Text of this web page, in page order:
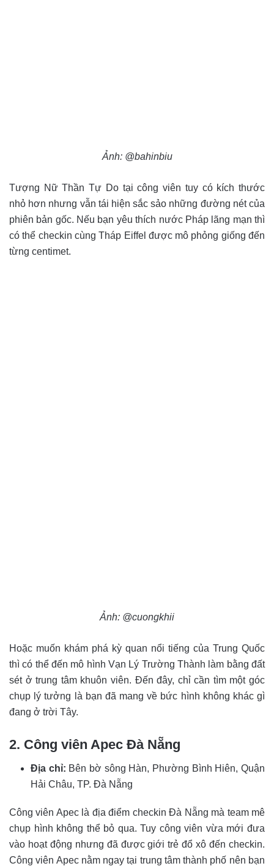
Ảnh: @bahinbiu
Tượng Nữ Thần Tự Do tại công viên tuy có kích thước
nhỏ hơn nhưng vẫn tái hiện sắc sảo những đường nét của
phiên bản gốc. Nếu bạn yêu thích nước Pháp lãng mạn thì
có thể checkin cùng Tháp Eiffel được mô phỏng giống đến
từng centimet.
Ảnh: @cuongkhii
Hoặc muốn khám phá kỳ quan nổi tiếng của Trung Quốc
thì có thể đến mô hình Vạn Lý Trường Thành làm bằng đất
sét ở trung tâm khuôn viên. Đến đây, chỉ cần tìm một góc
chụp lý tưởng là bạn đã mang về bức hình không khác gì
đang ở trời Tây.
2. Công viên Apec Đà Nẵng
Địa chỉ: Bên bờ sông Hàn, Phường Bình Hiên, Quận
Hải Châu, TP. Đà Nẵng
Công viên Apec là địa điểm checkin Đà Nẵng mà team mê
chụp hình không thể bỏ qua. Tuy công viên vừa mới đưa
vào hoạt động nhưng đã được giới trẻ đổ xô đến checkin.
Công viên Apec nằm ngay tại trung tâm thành phố nên bạn